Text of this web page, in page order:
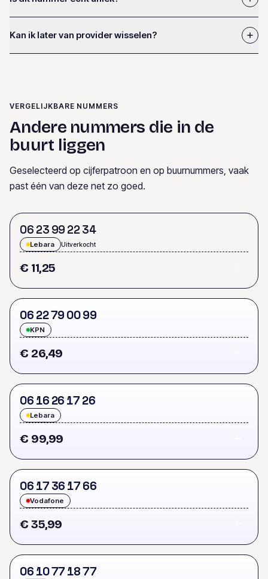
Kan ik later van provider wisselen?
VERGELIJKBARE NUMMERS
Andere nummers die in de
buurt liggen
Geselecteerd op cijferpatroon en op buurnummers, vaak
past één van deze net zo goed.
06 23 99 2234
Lebara Uitverkocht
€ 11,25
06 2279 0099
KPN
€ 26,49
06 16 26 17 26
Lebara
€ 99,99
06 17 36 17 66
Vodafone
€ 35,99
06 1077 1877